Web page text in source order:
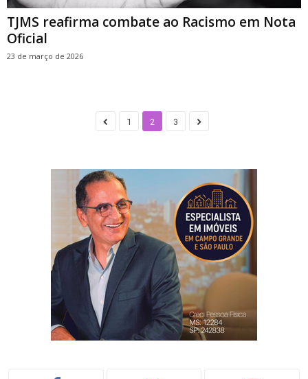
TJMS reafirma combate ao Racismo em Nota
Oficial
23 de março de 2026
1 2 3